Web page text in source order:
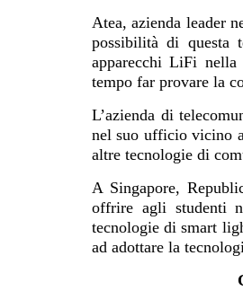
Atea, azienda leader
possibilità di questa
apparecchi LiFi
tempo far provare la
L’azienda di
nel suo ufficio vicino
altre tecnologie di
A Singapore,
offrire agli studenti
tecnologie di smart
ad adottare la